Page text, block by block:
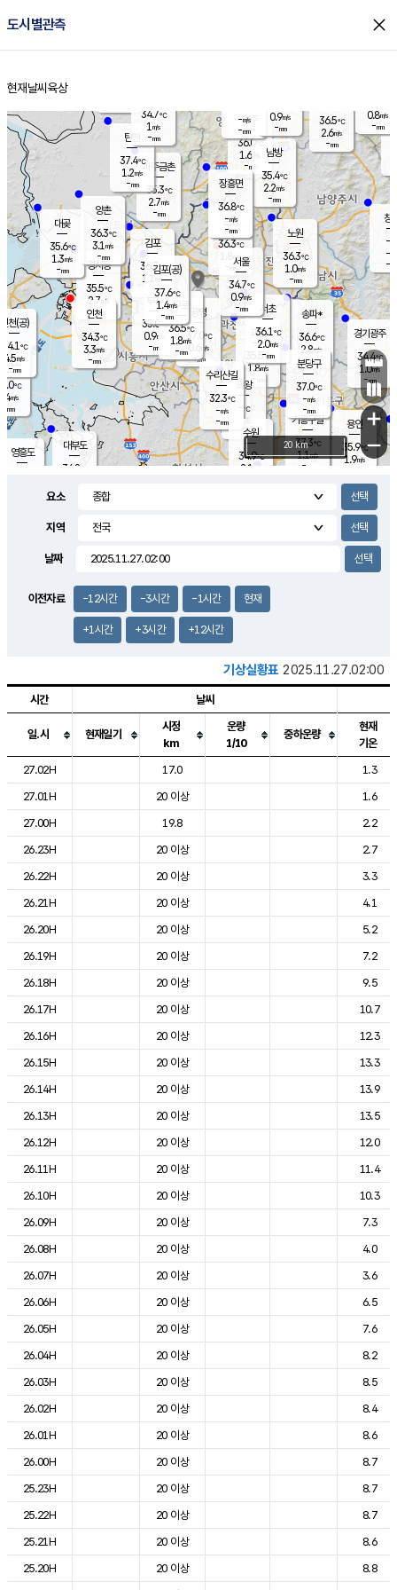
도시별관측 close
홈
현재날씨 육상
의도
℃
m/s
mm
영흥도
양주
36.0℃
1.6
-mm
과천
35.5℃
1.8m/s
- mm
용인
35.9℃
1.9m/s
경기광주
34.4℃
1.0m/s
-mm
1.8m/s
대부도
34.8
경서동
35.5℃
2.7 m/s
-mm
파주금촌
35.3℃
2.7m/s
-mm
36.5℃
2.6m/s
-mm
대곶
35.6℃
1.3m/s
-mm
창
-
-m/
-
탄현
37.4℃
1.2m/s
-mm
0.8m/s
-mm
의왕
- ℃
m/s
mm
김포
36.7℃
1.1 m/s
mm
광명
37.0
℃
0.6 m/s
-mm
부천
35.0℃
0.9m/s
-mm
양촌
36.3℃
3.1 m/s
-mm
구로
36.5℃
1.8m/s
-mm
은평
36.3℃
1.8 m/s
- mm
노원
36.3℃
1.0m/s
-mm
송파*
36.6℃
2.8m/s
-mm
서초
36.1℃
2.0m/s
-mm
남방
35.4℃
2.2m/s
-mm
기흥구갈
37.3℃
1.1m/s
-
수리산길
32.3℃
-m/s
-mm
분당구
37.0℃
-m/s
-mm
장흥면
36.8℃
-m/s
-mm
-m/s
-mm
인천(공)
34.1℃
4.5m/s
-mm
김포(공)
37.6℃
1.4m/s
-mm
수원
34.9℃
2.1 m/s
인천
34.3℃
3.3m/s
-mm
서울
34.7℃
0.9m/s
-mm
34.7℃
1 m/s
-mm
0.9m/s
-mm
+
−
20 km
요소
지역
날짜
이전자료 -12시간 -3시간 -1시간 현재
+1시간 +3시간 +12시간
기상실황표 2025.11.27.02:00
도시별 기상실황표로 지점, 날씨, 기온, 강수, 바람, 기압등을 안내한 표입
시간 날씨
일.시 현재일기
시정
km
운량
1/10
중하운량
현재
기온
27.02H
17.0
1.3
27.01H
20 이상
1.6
27.00H
19.8
2.2
26.23H
20 이상
2.7
26.22H
20 이상
3.3
26.21H
20 이상
4.1
26.20H
20 이상
5.2
26.19H
20 이상
7.2
26.18H
20 이상
9.5
26.17H
20 이상
10.7
26.16H
20 이상
12.3
26.15H
20 이상
13.3
26.14H
20 이상
13.9
26.13H
20 이상
13.5
26.12H
20 이상
12.0
26.11H
20 이상
11.4
26.10H
20 이상
10.3
26.09H
20 이상
7.3
26.08H
20 이상
4.0
26.07H
20 이상
3.6
26.06H
20 이상
6.5
26.05H
20 이상
7.6
26.04H
20 이상
8.2
26.03H
20 이상
8.5
26.02H
20 이상
8.4
26.01H
20 이상
8.6
26.00H
20 이상
8.7
25.23H
20 이상
8.7
25.22H
20 이상
8.7
25.21H
20 이상
8.6
25.20H
20 이상
8.8